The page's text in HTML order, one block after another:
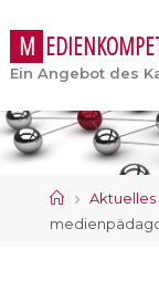
M EDIENKOMPE
Ein Angebot des
StartAktuelles